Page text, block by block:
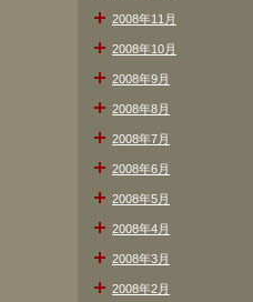
2008年11月
2008年10月
2008年9月
2008年8月
2008年7月
2008年6月
2008年5月
2008年4月
2008年3月
2008年2月